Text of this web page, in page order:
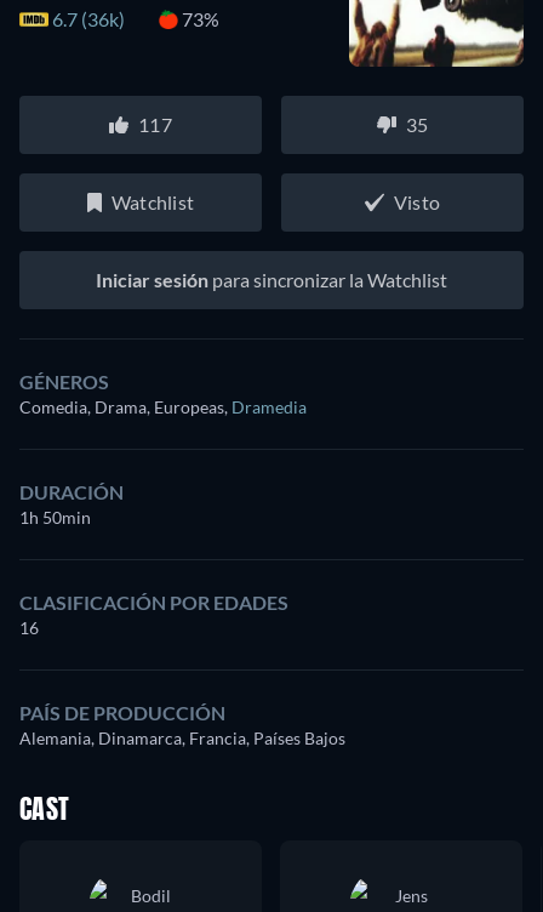
6.7 (36k) 73%
117 35
Watchlist Visto
Iniciar sesión para sincronizar la Watchlist
GÉNEROS
Comedia, Drama, Europeas, Dramedia
DURACIÓN
1h 50min
CLASIFICACIÓN POR EDADES
16
PAÍS DE PRODUCCIÓN
Alemania, Dinamarca, Francia, Países Bajos
CAST